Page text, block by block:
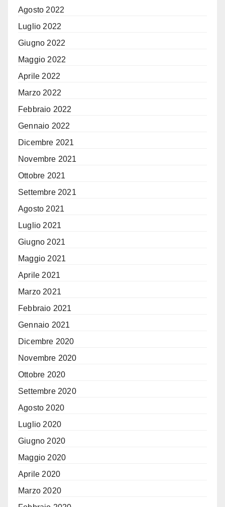
Agosto 2022
Luglio 2022
Giugno 2022
Maggio 2022
Aprile 2022
Marzo 2022
Febbraio 2022
Gennaio 2022
Dicembre 2021
Novembre 2021
Ottobre 2021
Settembre 2021
Agosto 2021
Luglio 2021
Giugno 2021
Maggio 2021
Aprile 2021
Marzo 2021
Febbraio 2021
Gennaio 2021
Dicembre 2020
Novembre 2020
Ottobre 2020
Settembre 2020
Agosto 2020
Luglio 2020
Giugno 2020
Maggio 2020
Aprile 2020
Marzo 2020